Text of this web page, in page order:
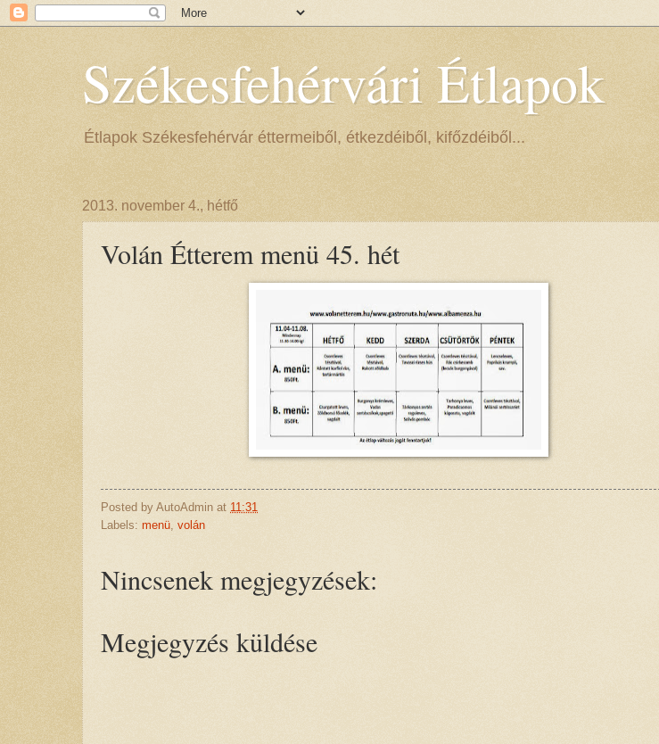
Székesfehérvári Étlapok
Étlapok Székesfehérvár éttermeiből, étkezdéiből, kifőzdéiből...
2013. november 4., hétfő
Volán Étterem menü 45. hét
Posted by AutoAdmin at 11:31
Labels: menü volán
Nincsenek megjegyzések:
Megjegyzés küldése